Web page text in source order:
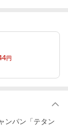
円
ンパン「テタン